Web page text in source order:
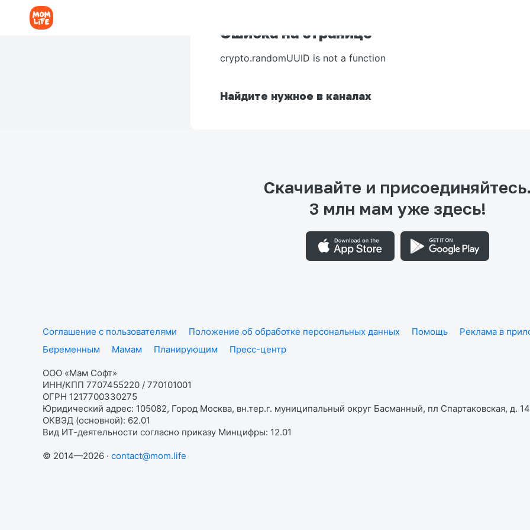
Ошибка на странице
crypto.randomUUID is not a function
Найдите нужное в каналах
Скачивайте и присоединяйтесь.
3 млн мам уже здесь!
Соглашение с пользователями Положение об обработке персональных данных Помощь Реклама в
Беременным
Мамам Планирующим Пресс-центр
ООО «Мам Софт»
ИНН/КПП 7707455220 / 770101001
ОГРН 1217700330275
Юридический адрес: 105082, Город Москва, вн.тер.г. муниципальный округ Басманный, пл Спартаковская, д.
ОКВЭД (основной): 62.01
Вид ИТ-деятельности согласно приказу Минцифры: 12.01
© 2014—2026 · contact@mom.life